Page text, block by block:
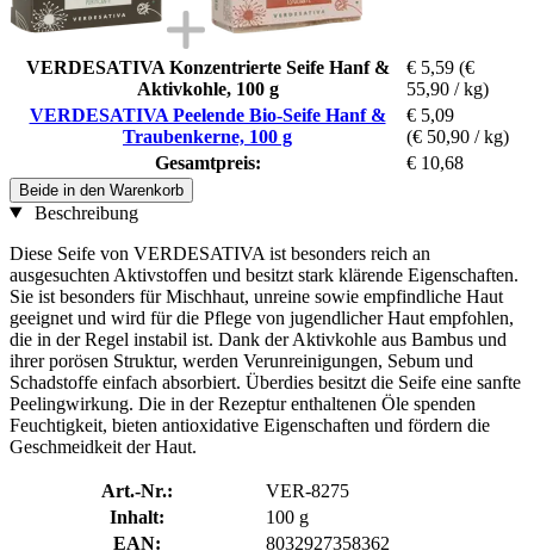
VERDESATIVA Konzentrierte Seife Hanf &
Aktivkohle, 100 g
€ 5,59 (€
55,90 / kg)
VERDESATIVA Peelende Bio-Seife Hanf &
Traubenkerne, 100 g
€ 5,09
(€ 50,90 / kg)
Gesamtpreis:
€ 10,68
Beide in den Warenkorb
Beschreibung
Diese Seife von VERDESATIVA ist besonders reich an
ausgesuchten Aktivstoffen und besitzt stark klärende Eigenschaften.
Sie ist besonders für Mischhaut, unreine sowie empfindliche Haut
geeignet und wird für die Pflege von jugendlicher Haut empfohlen,
die in der Regel instabil ist. Dank der Aktivkohle aus Bambus und
ihrer porösen Struktur, werden Verunreinigungen, Sebum und
Schadstoffe einfach absorbiert. Überdies besitzt die Seife eine sanfte
Peelingwirkung. Die in der Rezeptur enthaltenen Öle spenden
Feuchtigkeit, bieten antioxidative Eigenschaften und fördern die
Geschmeidkeit der Haut.
Art.-Nr.:
VER-8275
Inhalt:
100 g
EAN:
8032927358362